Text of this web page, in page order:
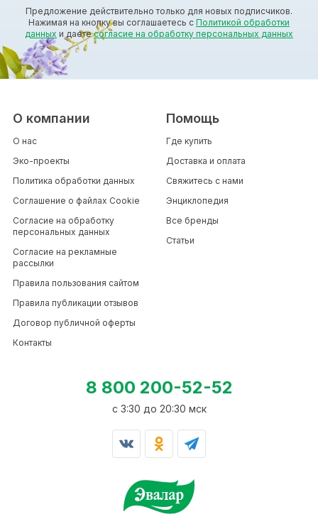
Предложение действительно только для новых подписчиков.
Нажимая на кнопку вы соглашаетесь с Политикой обработки
данных и даетесогласие на обработку персональных данных
О компании
О нас
Эко-проекты
Политика обработки данных
Соглашение о файлах Cookie
Согласие на обработку
персональных данных
Согласие на рекламные
рассылки
Правила пользования сайтом
Правила публикации отзывов
Договор публичной оферты
Контакты
Помощь
Где купить
Доставка и оплата
Свяжитесь с нами
Энциклопедия
Все бренды
Статьи
8 800 200-52-52
c 3:30 до 20:30 мск